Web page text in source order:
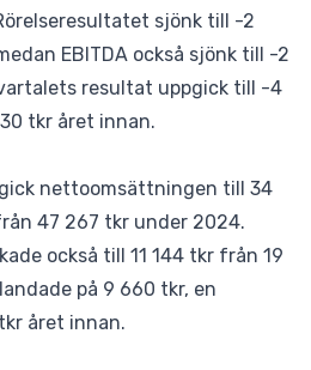
sjönk till -2
EBITDA också sjönk till -2
resultat uppgick till -4
tkr året innan.
nettoomsättningen till 34
47 267 tkr under 2024.
också till 11 144 tkr från 19
på 9 660 tkr, en
året innan.